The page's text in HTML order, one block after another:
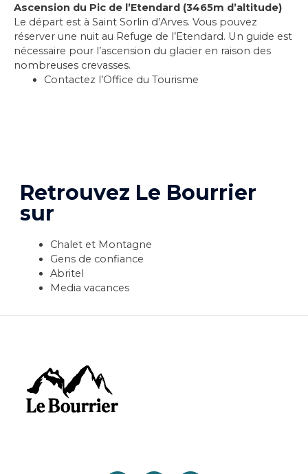
Ascension du Pic de l’Etendard (3465m d’altitude)
Le départ est à Saint Sorlin d’Arves. Vous pouvez
réserver une nuit au Refuge de l’Etendard. Un guide est
nécessaire pour l’ascension du glacier en raison des
nombreuses crevasses.
Contactez l’Office du Tourisme
Retrouvez Le Bourrier
sur
Chalet et Montagne
Gens de confiance
Abritel
Media vacances